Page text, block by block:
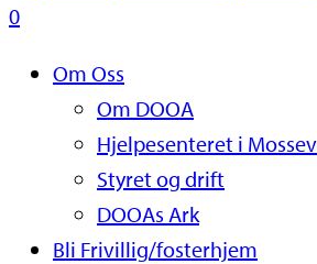
search
0
Om Oss
Om DOOA
Hjelpesenteret i
Styret og drift
DOOAs Ark
Bli Frivillig/fosterhjem